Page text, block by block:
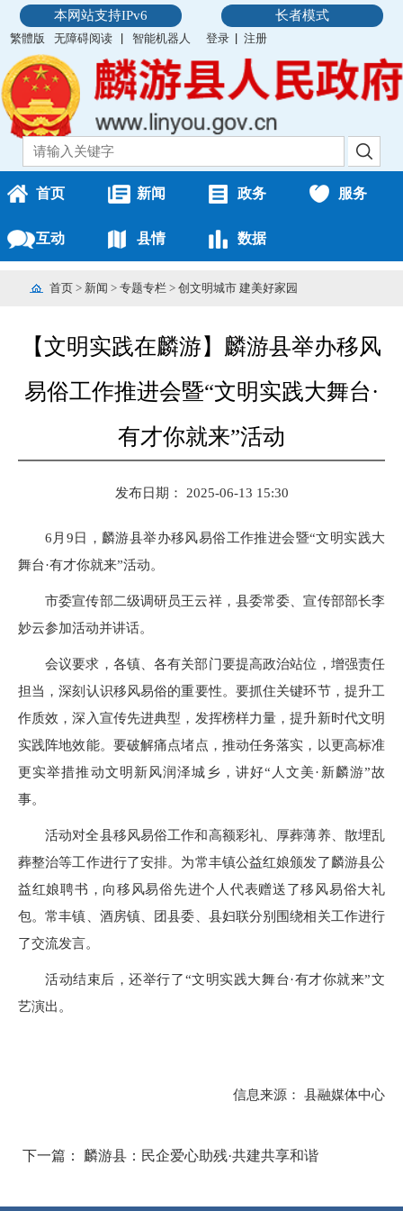
本网站支持IPv6 长者模式
繁體版 无障碍阅读 智能机器人 登录 注册
首页 新闻 政务 服务
互动 县情 数据
首页 > 新闻 > 专题专栏 > 创文明城市 建美好家园
【文明实践在麟游】麟游县举办移风
易俗工作推进会暨“文明实践大舞台·
有才你就来”活动
发布日期： 2025-06-13 15:30
6月9日，麟游县举办移风易俗工作推进会暨“文明实践大
舞台·有才你就来”活动。
市委宣传部二级调研员王云祥，县委常委、宣传部部长李
妙云参加活动并讲话。
会议要求，各镇、各有关部门要提高政治站位，增强责任
担当，深刻认识移风易俗的重要性。要抓住关键环节，提升工
作质效，深入宣传先进典型，发挥榜样力量，提升新时代文明
实践阵地效能。要破解痛点堵点，推动任务落实，以更高标准
更实举措推动文明新风润泽城乡，讲好“人文美·新麟游”故
事。
活动对全县移风易俗工作和高额彩礼、厚葬薄养、散埋乱
葬整治等工作进行了安排。为常丰镇公益红娘颁发了麟游县公
益红娘聘书，向移风易俗先进个人代表赠送了移风易俗大礼
包。常丰镇、酒房镇、团县委、县妇联分别围绕相关工作进行
了交流发言。
活动结束后，还举行了“文明实践大舞台·有才你就来”文
艺演出。
信息来源： 县融媒体中心
下一篇： 麟游县：民企爱心助残·共建共享和谐